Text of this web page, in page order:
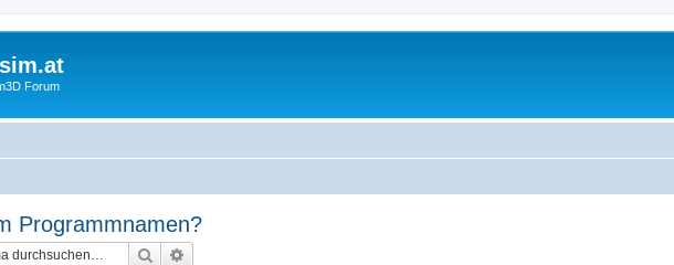
Forum
Programmnamen?
Suche